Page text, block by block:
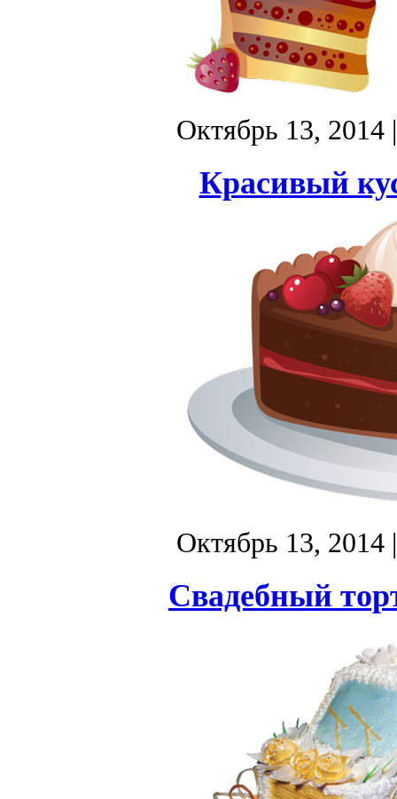
Октябрь 13, 2014
Красивый
Октябрь 13, 2014
Свадебный